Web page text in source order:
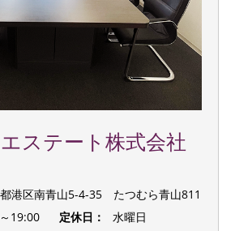
ステート株式会社
港区南青山5-4-35 たつむら青山811
19:00 定休日：
水曜日